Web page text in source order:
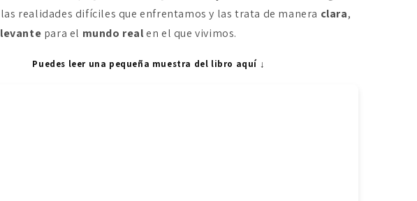
realidades difíciles que enfrentamos y las trata de manera clara,
para el mundo realen el que vivimos.
Puedes leer una pequeña muestra del libro aquí ↓